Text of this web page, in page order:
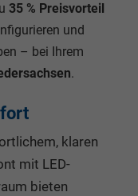
35 % Preisvorteil
und
– bei Ihrem
.
klaren
mit LED-
bieten